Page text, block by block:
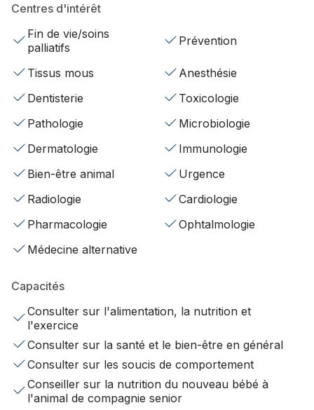
Centres d'intérêt
Fin de vie/soins
palliatifs
Prévention
Tissus mous
Anesthésie
Dentisterie
Toxicologie
Pathologie
Microbiologie
Dermatologie
Immunologie
Bien-être animal
Urgence
Radiologie
Cardiologie
Pharmacologie
Ophtalmologie
Médecine alternative
Capacités
Consulter sur l'alimentation, la nutrition et
l'exercice
Consulter sur la santé et le bien-être en général
Consulter sur les soucis de comportement
Conseiller sur la nutrition du nouveau bébé à
l'animal de compagnie senior